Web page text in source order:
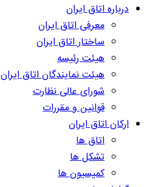
درباره اتاق ایران
معرفی اتاق ایران
ساختار اتاق ایران
هیئت رئیسه
هیئت نمایندگان اتاق ایران
شورای عالی نظارت
قوانین و مقررات
ارکان اتاق ایران
اتاق ها
تشکل ها
کمیسیون ها